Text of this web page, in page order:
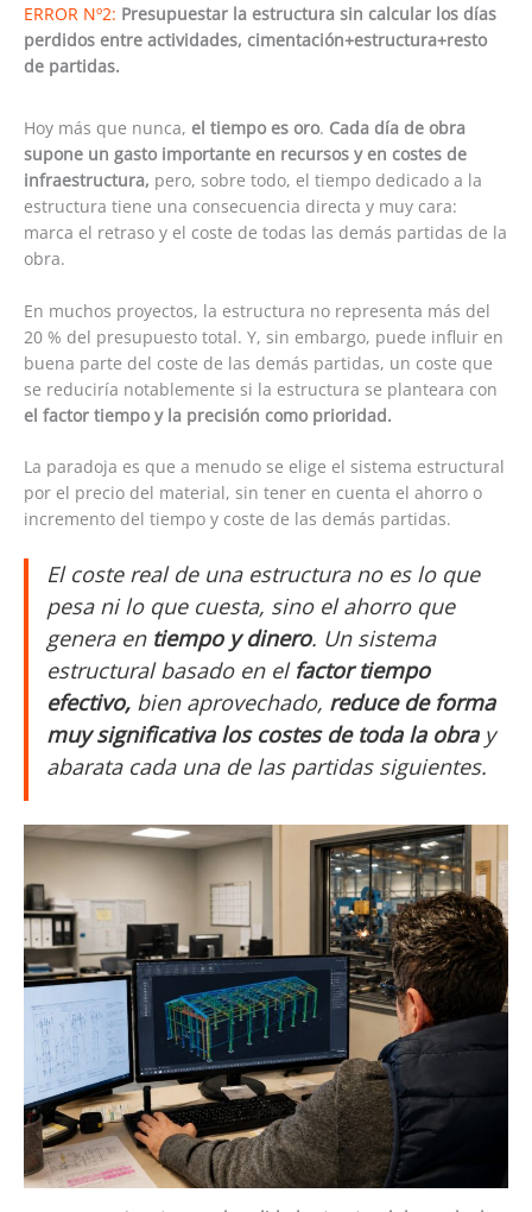
ERROR Nº2: Presupuestar la estructura sin calcular los días
perdidos entre actividades, cimentación+estructura+resto
de partidas.
Hoy más que nunca, el tiempo es oro. Cada día de obra
supone un gasto importante en recursos y en costes de
infraestructura, pero, sobre todo, el tiempo dedicado a la
estructura tiene una consecuencia directa y muy cara:
marca el retraso y el coste de todas las demás partidas de la
obra.
En muchos proyectos, la estructura no representa más del
20 % del presupuesto total. Y, sin embargo, puede influir en
buena parte del coste de las demás partidas, un coste que
se reduciría notablemente si la estructura se planteara con
el factor tiempo y la precisión como prioridad.
La paradoja es que a menudo se elige el sistema estructural
por el precio del material, sin tener en cuenta el ahorro o
incremento del tiempo y coste de las demás partidas.
El coste real de una estructura no es lo que
pesa ni lo que cuesta, sino el ahorro que
genera en tiempo y dinero. Un sistema
estructural basado en elfactor tiempo
efectivo, bien aprovechado, reduce de forma
muy significativa los costes de toda la obray
abarata cada una de las partidas siguientes.